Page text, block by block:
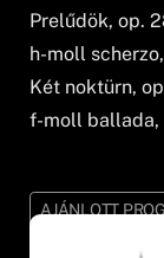
Prelűdök, op.
h-moll
Két noktürn,
f-moll ballada,
AJÁNLOTT